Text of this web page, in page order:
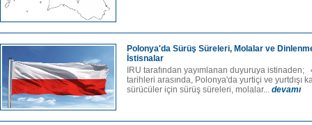
Polonya'da Sürüş Süreleri, Molalar ve
İstisnalar
IRU tarafından yayımlanan duyuruya
tarihleri arasında, Polonya'da yurtiçi ve yurtdışı
sürücüler için sürüş süreleri, molalar... devamı